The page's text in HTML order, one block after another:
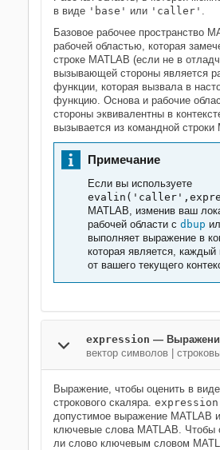
в виде 'base' или 'caller' .
Базовое рабочее пространство
рабочей областью, которая
строке MATLAB (если не в
вызывающей стороны является
функции, которая вызвала в
функцию. Основа и рабочие
стороны эквивалентны в
вызывается из командной строки
Примечание
Если вы используете
MATLAB, изменив ваш
рабочей области с dbup
выполняет выражение в
которая является, каждый
от вашего текущего
expression —
вектор символов
Выражение, чтобы оценить в
строкового скаляра. expression
допустимое выражение MATLAB
ключевые слова MATLAB. Чтобы
ли слово ключевым словом